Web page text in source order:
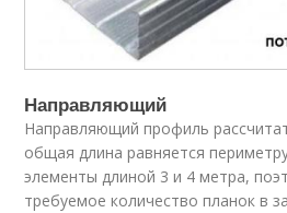
Направляющий
Направляющий профиль
общая длина равняется
элементы длиной 3 и 4 метра,
требуемое количество планок в